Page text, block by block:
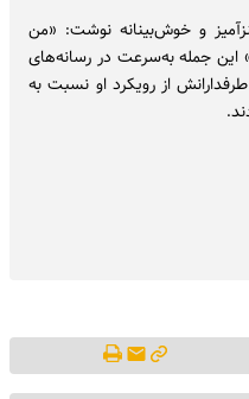
و خوش‌بینانه نوشت: «من
این جمله به‌سرعت در رسانه‌های
طرفدارانش از رویکرد او نسبت به